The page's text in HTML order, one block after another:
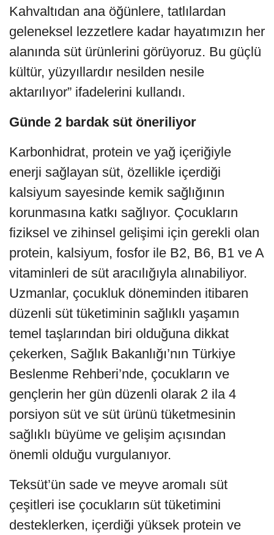
Kahvaltıdan ana öğünlere, tatlılardan
geleneksel lezzetlere kadar hayatımızın her
alanında süt ürünlerini görüyoruz. Bu güçlü
kültür, yüzyıllardır nesilden nesile
aktarılıyor” ifadelerini kullandı.
Günde 2 bardak süt öneriliyor
Karbonhidrat, protein ve yağ içeriğiyle
enerji sağlayan süt, özellikle içerdiği
kalsiyum sayesinde kemik sağlığının
korunmasına katkı sağlıyor. Çocukların
fiziksel ve zihinsel gelişimi için gerekli olan
protein, kalsiyum, fosfor ile B2, B6, B1 ve A
vitaminleri de süt aracılığıyla alınabiliyor.
Uzmanlar, çocukluk döneminden itibaren
düzenli süt tüketiminin sağlıklı yaşamın
temel taşlarından biri olduğuna dikkat
çekerken, Sağlık Bakanlığı’nın Türkiye
Beslenme Rehberi’nde, çocukların ve
gençlerin her gün düzenli olarak 2 ila 4
porsiyon süt ve süt ürünü tüketmesinin
sağlıklı büyüme ve gelişim açısından
önemli olduğu vurgulanıyor.
Teksüt’ün sade ve meyve aromalı süt
çeşitleri ise çocukların süt tüketimini
desteklerken, içerdiği yüksek protein ve